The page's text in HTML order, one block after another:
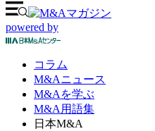
powered by
コラム
M&Aニュース
M&Aを学ぶ
M&A 用語集
日本M&A